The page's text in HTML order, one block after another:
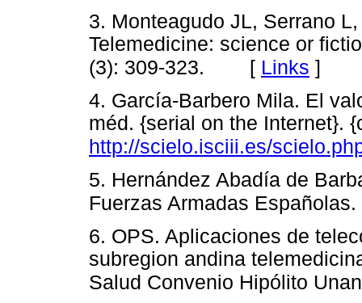
3. Monteagudo JL, Serrano
Telemedicine: science or
(3): 309-323. [ Links ]
4. García-Barbero Mila. El
méd. {serial on the Internet}.
http://scielo.isciii.es/
5. Hernández Abadía de
Fuerzas Armadas
6. OPS. Aplicaciones de
subregion andina
Salud Convenio Hipólito